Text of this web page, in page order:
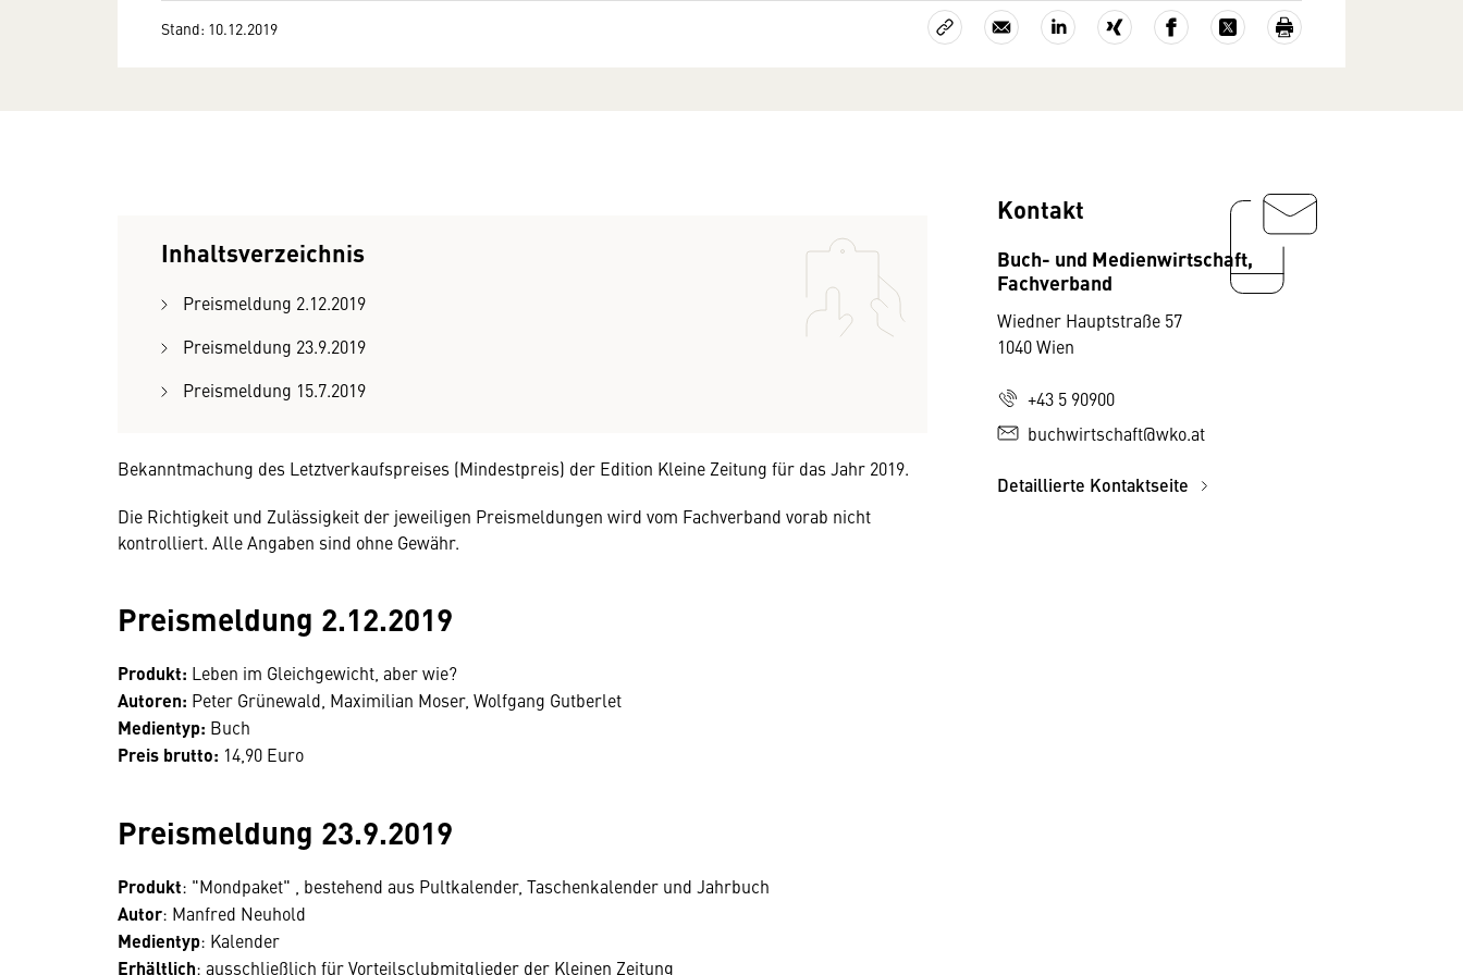
Stand: 10.12.2019
Inhaltsverzeichnis
Preismeldung 2.12.2019
Preismeldung 23.9.2019
Preismeldung 15.7.2019
Bekanntmachung des Letztverkaufspreises (Mindestpreis) der Edition Kleine Zeitung für das Jahr 2019.
Die Richtigkeit und Zulässigkeit der jeweiligen Preismeldungen wird vom Fachverband vorab nicht
kontrolliert. Alle Angaben sind ohne Gewähr.
Preismeldung 2.12.2019
Produkt: Leben im Gleichgewicht, aber wie?
Autoren: Peter Grünewald, Maximilian Moser, Wolfgang Gutberlet
Medientyp: Buch
Preis brutto: 14,90 Euro
Preismeldung 23.9.2019
Produkt: "Mondpaket" , bestehend aus Pultkalender, Taschenkalender und Jahrbuch
Autor: Manfred Neuhold
Medientyp: Kalender
Erhältlich: ausschließlich für Vorteilsclubmitglieder der Kleinen Zeitung
Kontakt
Buch- und Medienwirtschaft,
Fachverband
Wiedner Hauptstraße 57
1040 Wien
+43 5 90900
buchwirtschaft@wko.at
Detaillierte Kontaktseite